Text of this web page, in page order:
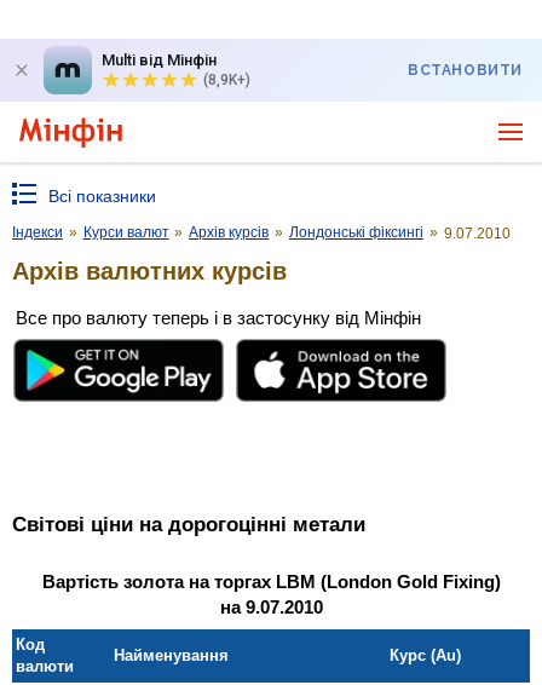
Multi від Мінфін
(8,9K+)
ВСТАНОВИТИ
Всі показники
Індекси » Курси валют » Архів курсів » Лондонські фіксингі » 9.07.2010
Архів валютних курсів
Все про валюту теперь і в застосунку від Мінфін
Світові ціни на дорогоцінні метали
Вартість золота на торгах LBM (London Gold Fixing)
на 9.07.2010
Код
валюти
Найменування Курс (Au)